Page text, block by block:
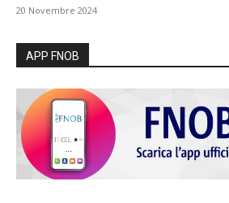
20 Novembre 2024
APP FNOB